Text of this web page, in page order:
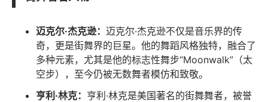
迈克尔·杰克逊： 迈克尔·杰克逊不仅是音乐界的传
奇，更是街舞界的巨星。他的舞蹈风格独特，融合了
多种元素，尤其是他的标志性舞步“Moonwalk”（太
空步），至今仍被无数舞者模仿和致敬。
亨利·林克： 亨利·林克是美国著名的街舞舞者，被誉